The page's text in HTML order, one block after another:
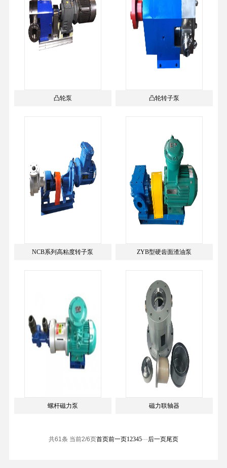
凸轮泵 凸轮转子泵
NCB系列高粘度转子泵 ZYB型硬齿面渣油泵
螺杆磁力泵 磁力联轴器
共61条 当前2/6页首页前一页12345···后一页尾页